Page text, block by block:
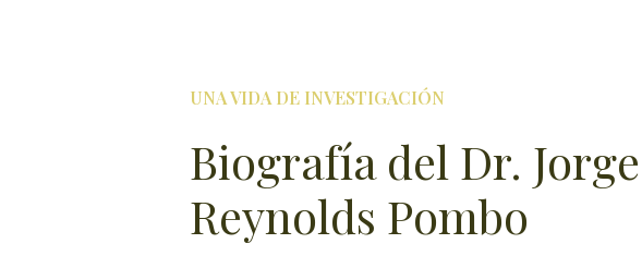
UNA VIDA DE INVESTIGACIÓN
Biografía del Dr. Jorge
Reynolds Pombo